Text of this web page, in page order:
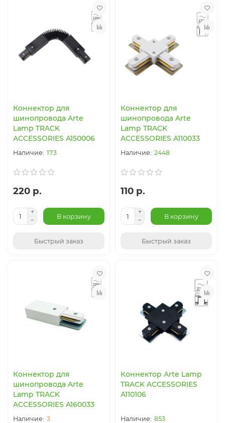
Коннектор для
шинопровода Arte
Lamp TRACK
ACCESSORIES A150006
173
220 р.
В корзину
Быстрый заказ
Коннектор для
шинопровода Arte
Lamp TRACK
ACCESSORIES A110033
2448
110 р.
В корзину
Быстрый заказ
Коннектор для
шинопровода Arte
Lamp TRACK
ACCESSORIES A160033
3
Коннектор Arte Lamp
TRACK ACCESSORIES
A110106
853